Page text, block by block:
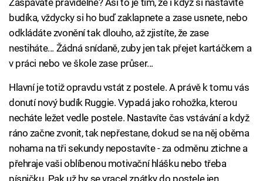
Zaspáváte pravidelně? Asi to je tím, že i když si nastavíte
budíka, vždycky si ho buď zaklapnete a zase usnete, nebo
odkládáte zvonění tak dlouho, až zjistíte, že zase
nestiháte... Žádná snídaně, zuby jen tak přejet kartáčkem a
v práci nebo ve škole zase průser...
Hlavní je totiž opravdu vstát z postele. A právě k tomu vás
donutí nový budík Ruggie. Vypadá jako rohožka, kterou
necháte ležet vedle postele. Nastavíte čas vstávání a když
ráno začne zvonit, tak nepřestane, dokud se na něj oběma
nohama na tři sekundy nepostavíte - za odměnu ztichne a
přehraje vaši oblíbenou motivační hlášku nebo třeba